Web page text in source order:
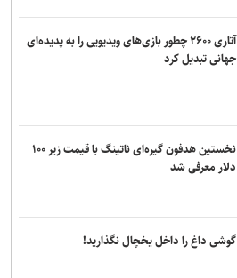
آتاری ۲۶۰۰ چطور بازی‌های ویدیویی را به پدیده‌ای
جهانی تبدیل کرد
نخستین هدفون گیره‌ای ناتینگ با قیمت زیر ۱۰۰
دلار معرفی شد
گوشی داغ را داخل یخچال نگذارید!